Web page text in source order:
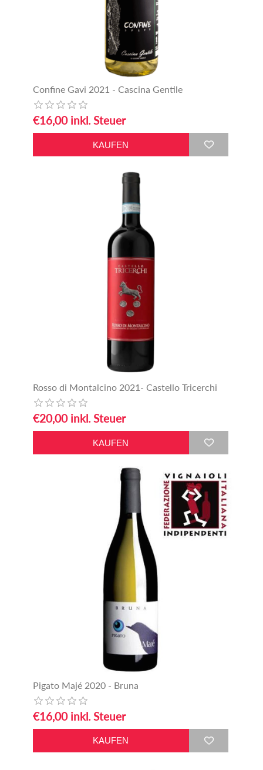
Confine Gavi 2021 - Cascina Gentile
€16,00 inkl. Steuer
Rosso di Montalcino 2021- Castello Tricerchi
€20,00 inkl. Steuer
Pigato Majé 2020 - Bruna
€16,00 inkl. Steuer